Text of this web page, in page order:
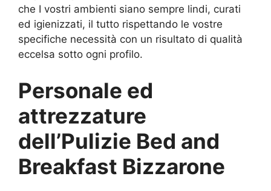
che I vostri ambienti siano sempre lindi, curati
ed igienizzati, il tutto rispettando le vostre
specifiche necessità con un risultato di qualità
eccelsa sotto ogni profilo.
Personale ed
attrezzature
dell’Pulizie Bed and
Breakfast Bizzarone